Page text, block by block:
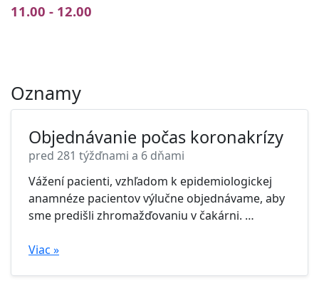
11.00 - 12.00
Oznamy
Objednávanie počas koronakrízy
pred 281 týžďnami a 6 dňami
Vážení pacienti, vzhľadom k epidemiologickej
anamnéze pacientov výlučne objednávame, aby
sme predišli zhromažďovaniu v čakárni. …
Viac »